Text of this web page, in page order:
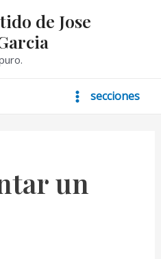
de Jose
Main
secciones
un